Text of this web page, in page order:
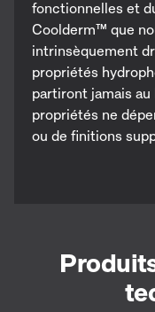
fonctionnelles et
Coolderm™ que
intrinsèquement
propriétés
partiront jamais au
propriétés ne
ou de finitions